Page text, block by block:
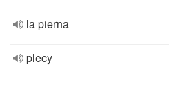
la pierna
plecy